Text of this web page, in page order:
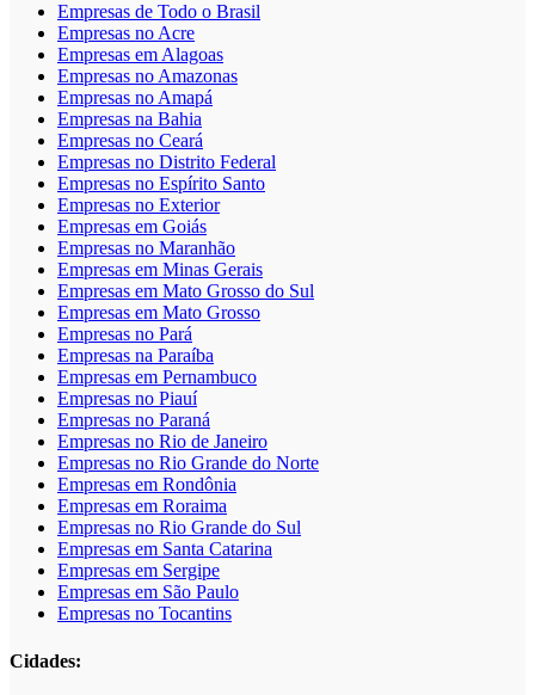
Empresas de Todo o Brasil
Empresas no Acre
Empresas em Alagoas
Empresas no Amazonas
Empresas no Amapá
Empresas na Bahia
Empresas no Ceará
Empresas no Distrito Federal
Empresas no Espírito Santo
Empresas no Exterior
Empresas em Goiás
Empresas no Maranhão
Empresas em Minas Gerais
Empresas em Mato Grosso do Sul
Empresas em Mato Grosso
Empresas no Pará
Empresas na Paraíba
Empresas em Pernambuco
Empresas no Piauí
Empresas no Paraná
Empresas no Rio de Janeiro
Empresas no Rio Grande do Norte
Empresas em Rondônia
Empresas em Roraima
Empresas no Rio Grande do Sul
Empresas em Santa Catarina
Empresas em Sergipe
Empresas em São Paulo
Empresas no Tocantins
Cidades: